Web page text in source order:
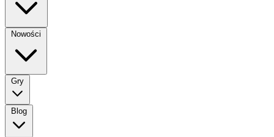
Nowości
Gry
Blog